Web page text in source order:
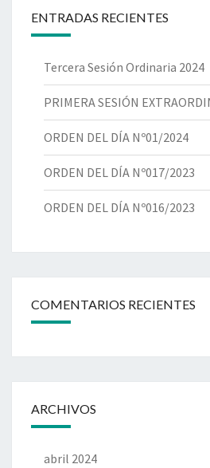
ENTRADAS RECIENTES
Tercera Sesión Ordinaria 2024
PRIMERA SESIÓN
ORDEN DEL DÍA Nº01/2024
ORDEN DEL DÍA Nº017/2023
ORDEN DEL DÍA Nº016/2023
COMENTARIOS RECIENTES
ARCHIVOS
abril 2024